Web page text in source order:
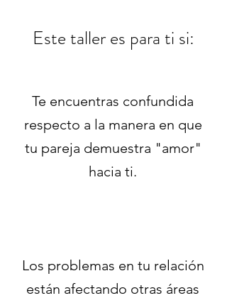
Este taller es para ti si:
Te encuentras confundida
respecto a la manera en que
tu pareja demuestra "amor"
hacia ti.
Los problemas en tu relación
están afectando otras áreas